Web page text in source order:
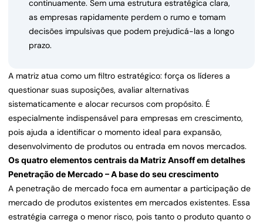
continuamente. Sem uma estrutura estratégica clara,
as empresas rapidamente perdem o rumo e tomam
decisões impulsivas que podem prejudicá-las a longo
prazo.
A matriz atua como um filtro estratégico: força os líderes a
questionar suas suposições, avaliar alternativas
sistematicamente e alocar recursos com propósito. É
especialmente indispensável para empresas em crescimento,
pois ajuda a identificar o momento ideal para expansão,
desenvolvimento de produtos ou entrada em novos mercados.
Os quatro elementos centrais da Matriz Ansoff em detalhes
Penetração de Mercado – A base do seu crescimento
A penetração de mercado foca em aumentar a participação de
mercado de produtos existentes em mercados existentes. Essa
estratégia carrega o menor risco, pois tanto o produto quanto o